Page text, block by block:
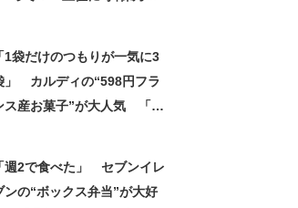
「1袋だけのつもりが一気に3
」 カルディの“598円フラ
ス産お菓子”が大人気 「デ
「週2で食べた」 セブンイレ
ンの“ボックス弁当”が大好